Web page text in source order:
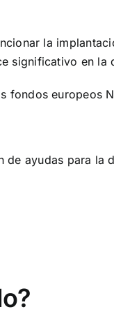
la
significativo en la
fondos europeos
de ayudas para la